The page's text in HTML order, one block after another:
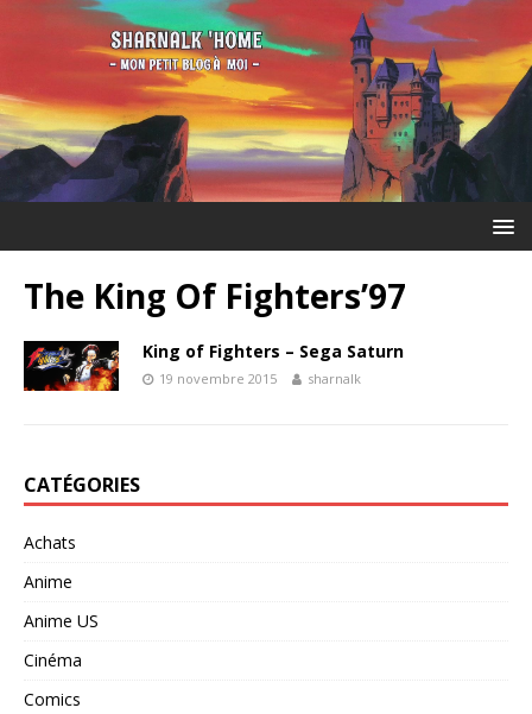
The King Of Fighters’97
King of Fighters – Sega Saturn
19 novembre 2015 sharnalk
CATÉGORIES
Achats
Anime
Anime US
Cinéma
Comics